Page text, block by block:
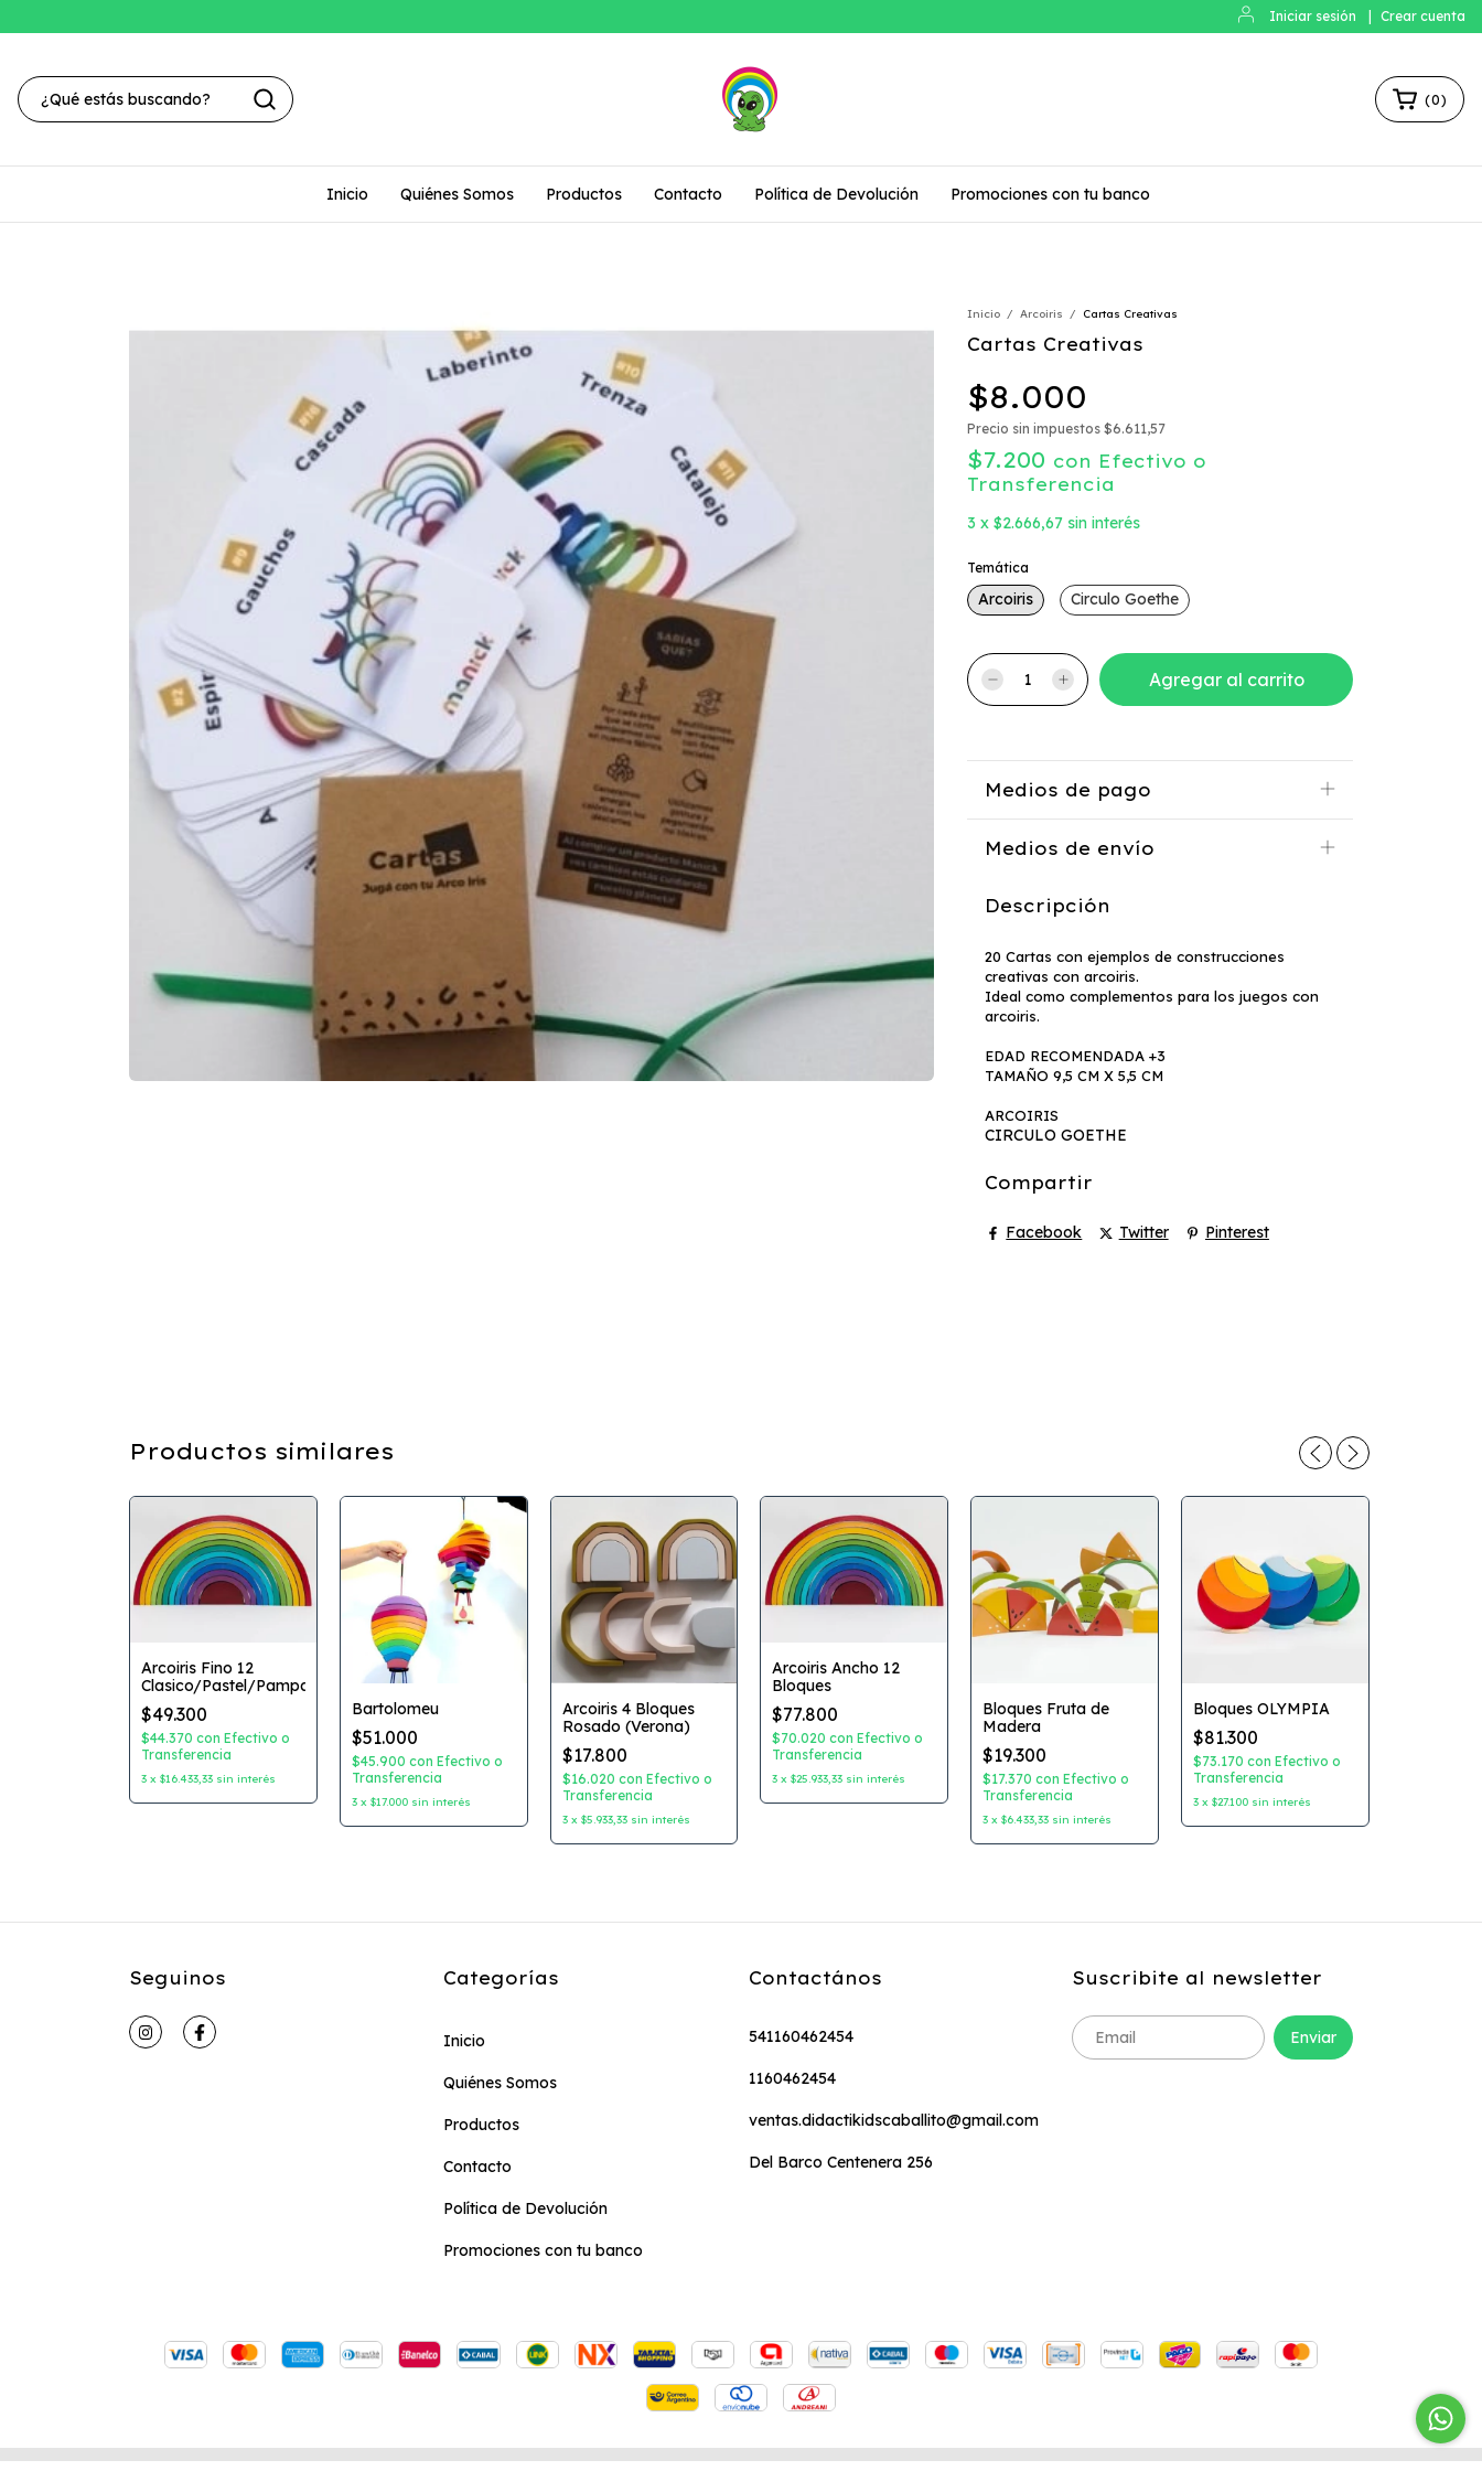
Iniciar sesión Crear cuenta
(0)
Inicio Quiénes Somos Productos Contacto Política de Devolución Promociones con tu banco
Inicio / Arcoiris / Cartas Creativas
Cartas Creativas
$8.000
Precio sin impuestos $6.611,57
$7.200 con Efectivo o
Transferencia
3 x $2.666,67 sin interés
Temática
Arcoiris Circulo Goethe
Medios de pago
Medios de envío
Descripción
20 Cartas con ejemplos de construcciones
creativas con arcoiris.
Ideal como complementos para los juegos con
arcoiris.
EDAD RECOMENDADA +3
TAMAÑO 9,5 CM X 5,5 CM
ARCOIRIS
CIRCULO GOETHE
Compartir
Facebook Twitter Pinterest
Productos similares
Arcoiris Fino 12
Clasico/Pastel/Pampa
$49.300
$44.370 con Efectivo o
Transferencia
3 x $16.433,33 sin interés
Bartolomeu
$51.000
$45.900 con Efectivo o
Transferencia
3 x $17.000 sin interés
Arcoiris 4 Bloques
Rosado (Verona)
$17.800
$16.020 con Efectivo o
Transferencia
3 x $5.933,33 sin interés
Arcoiris Ancho 12
Bloques
$77.800
$70.020con Efectivo o
Transferencia
3 x$25.933,33 sin interés
Bloques Fruta de
Madera
$19.300
$17.370con Efectivo o
Transferencia
3 x$6.433,33 sin interés
Bloques OLYMPIA
$81.300
$73.170con Efectivo o
Transferencia
3 x$27.100 sin interés
Seguinos Categorías
Inicio
Quiénes Somos
Productos
Contacto
Política de Devolución
Promociones con tu banco
Contactános
541160462454
1160462454
ventas.didactikidscaballito@gmail.com
Del Barco Centenera 256
Suscribite al newsletter